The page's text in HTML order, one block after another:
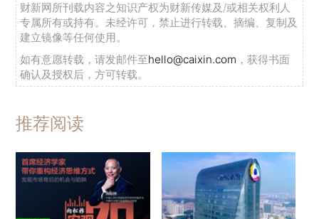
财新网所刊载内容之知识产权为财新传媒及/或相关权利人
专属所有或持有。未经许可，禁止进行转载、摘编、复制及
建立镜像等任何使用。
如有意愿转载，请发邮件至hello@caixin.com ，获得书面
确认及授权后，方可转载。
推荐阅读